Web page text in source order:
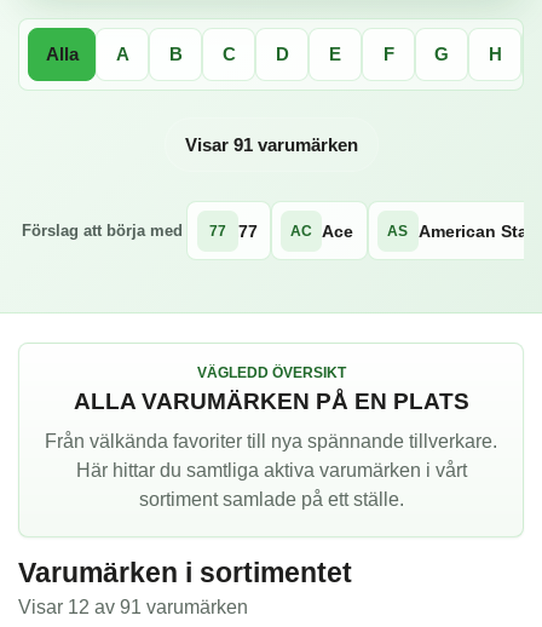
Alla A B C D E F G H
Visar 91 varumärken
Förslag att börja med 77 77 AC Ace AS American Stars
VÄGLEDD ÖVERSIKT
ALLA VARUMÄRKEN PÅ EN PLATS
Från välkända favoriter till nya spännande tillverkare.
Här hittar du samtliga aktiva varumärken i vårt
sortiment samlade på ett ställe.
Varumärken i sortimentet
Visar 12 av 91 varumärken